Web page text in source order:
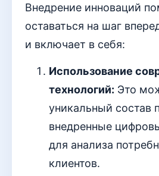
Внедрение инноваций
оставаться на шаг
и включает в себя:
Использование
технологий: Это
уникальный состав
внедренные
для анализа
клиентов.